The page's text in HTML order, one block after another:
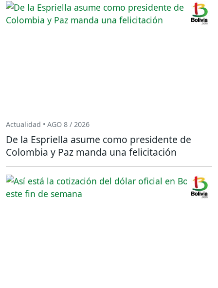
Actualidad • AGO 8 / 2026
De la Espriella asume como presidente de
Colombia y Paz manda una felicitación